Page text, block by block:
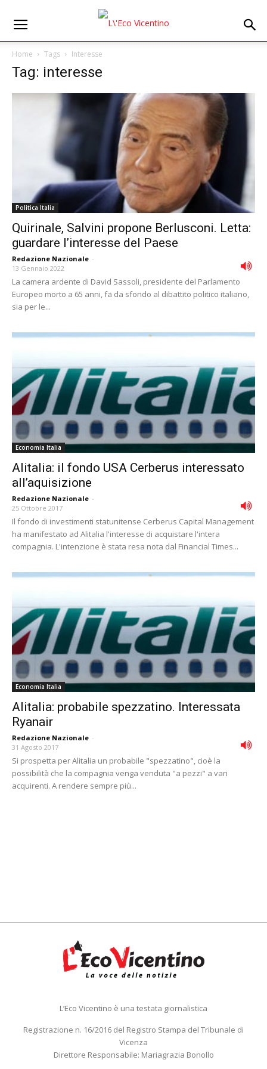
Home Tags Interesse
Tag: interesse
Politica Italia
Quirinale, Salvini propone Berlusconi. Letta:
guardare l’interesse del Paese
Redazione Nazionale -
13 Gennaio 2022
La camera ardente di David Sassoli, presidente del Parlamento
Europeo morto a 65 anni, fa da sfondo al dibattito politico italiano,
sia per le...
Economia Italia
Alitalia: il fondo USA Cerberus interessato
all’aquisizione
Redazione Nazionale -
25 Ottobre 2017
Il fondo di investimenti statunitense Cerberus Capital Management
ha manifestato ad Alitalia l'interesse di acquistare l'intera
compagnia. L'intenzione è stata resa nota dal Financial Times...
Economia Italia
Alitalia: probabile spezzatino. Interessata
Ryanair
Redazione Nazionale -
31 Agosto 2017
Si prospetta per Alitalia un probabile "spezzatino", cioè la
possibilità che la compagnia venga venduta "a pezzi" a vari
acquirenti. A rendere sempre più...
L’Eco Vicentino è una testata giornalistica
Registrazione n. 16/2016 del Registro Stampa del Tribunale di
Vicenza
Direttore Responsabile: Mariagrazia Bonollo